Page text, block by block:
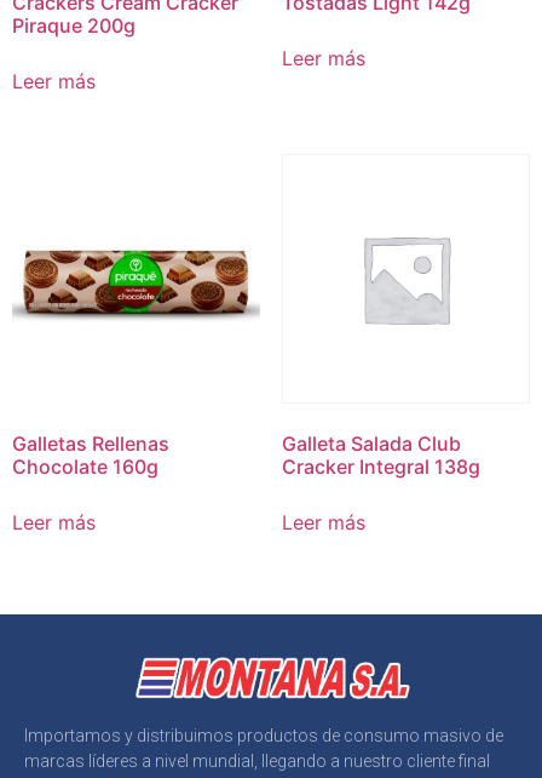
Piraque 200g
Leer más
Leer más
Galletas Rellenas
Chocolate 160g
Leer más
Galleta Salada Club
Cracker Integral 138g
Leer más
Importamos y distribuimos productos de consumo masivo de
marcas líderes a nivel mundial, llegando a nuestro cliente final